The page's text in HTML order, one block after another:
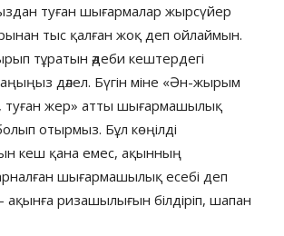
туған шығармалар жырсүйер
тыс қалған жоқ деп ойлаймын.
тұратын әдеби кештердегі
дәлел. Бүгін міне «Ән-жырым
туған жер» атты шығармашылық
болып отырмыз. Бұл көңілді
кеш қана емес, ақынның
шығармашылық есебі деп
ақынға ризашылығын білдіріп, шапан